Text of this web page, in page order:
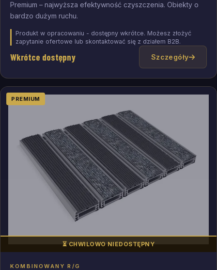
Premium – najwyższa efektywność czyszczenia. Obiekty o
bardzo dużym ruchu.
Produkt w opracowaniu - dostępny wkrótce. Możesz złożyć
zapytanie ofertowe lub skontaktować się z działem B2B.
Wkrótce dostępny Szczegóły
PREMIUM
⏳ CHWILOWO NIEDOSTĘPNY
KOMBINOWANY R/G